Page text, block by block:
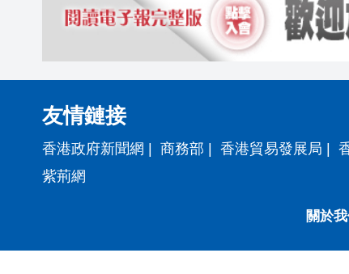
友情鏈接
香港政府新聞網 商務部 香港貿易發展局
紫荊網
關於